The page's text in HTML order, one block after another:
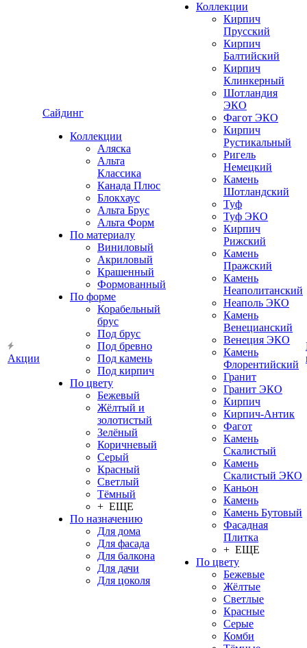
Акции
Сайдинг
Коллекции
Аляска
Альта
Классика
Канада Плюс
Блокхаус
Альта Брус
Альта Форм
По материалу
Виниловый
Акриловый
Крашенный
Формованный
По форме
Корабельный
брус
Под брус
Под бревно
Под камень
Под кирпич
По цвету
Бежевый
Жёлтый и
золотистый
Зелёный
Коричневый
Серый
Красный
Светлый
Тёмный
+ ЕЩЕ
По назначению
Для дома
Для фасада
Для балкона
Для дачи
Для цоколя
Коллекции
Кирпич
Прусский
Кирпич
Балтийский
Кирпич
Клинкерный
Шотландия
ЭКО
Фагот ЭКО
Кирпич
Рустикальный
Ригель
Немецкий
Камень
Шотландский
Туф
Туф ЭКО
Кирпич
Рижский
Камень
Пражский
Камень
Неаполитанский
Неаполь ЭКО
Камень
Венецианский
Венеция ЭКО
Камень
Флорентийский
Гранит
Гранит ЭКО
Кирпич
Кирпич-Антик
Фагот
Камень
Скалистый
Камень
Скалистый ЭКО
Каньон
Камень
Камень Бутовый
Фасадная
Плитка
+ ЕЩЕ
По цвету
Бежевые
Жёлтые
Светлые
Красные
Серые
Комби